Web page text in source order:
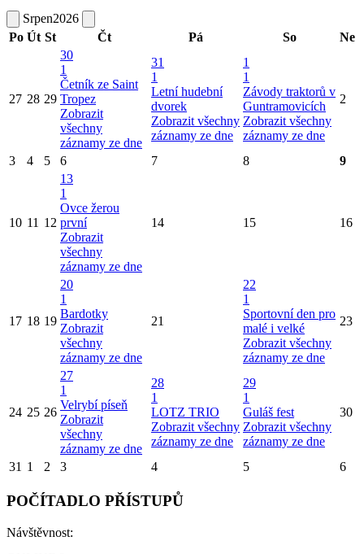
Srpen2026
Po Út St Čt Pá So Ne
27 28 29
30
1
Četník ze Saint
Tropez
Zobrazit
všechny
záznamy ze dne
31
1
Letní hudební
dvorek
Zobrazit všechny
záznamy ze dne
1
1
Závody traktorů v
Guntramovicích
Zobrazit všechny
záznamy ze dne
2
3 4 5 6 7 8 9
10 11 12
13
1
Ovce žerou
první
Zobrazit
všechny
záznamy ze dne
14 15 16
17 18 19
20
1
Bardotky
Zobrazit
všechny
záznamy ze dne
21
22
1
Sportovní den pro
malé i velké
Zobrazit všechny
záznamy ze dne
23
24 25 26
27
1
Velrybí píseň
Zobrazit
všechny
záznamy ze dne
28
1
LOTZ TRIO
Zobrazit všechny
záznamy ze dne
29
1
Guláš fest
Zobrazit všechny
záznamy ze dne
30
31 1 2 3 4 5 6
POČÍTADLO PŘÍSTUPŮ
Návštěvnost: